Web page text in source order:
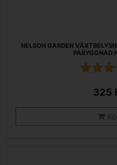
NELSON GARDEN
PÅBYGGNAD
325